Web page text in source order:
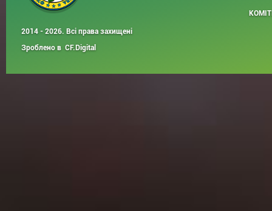
2014 - 2026. Всі права захищені
Зроблено в CF.Digital